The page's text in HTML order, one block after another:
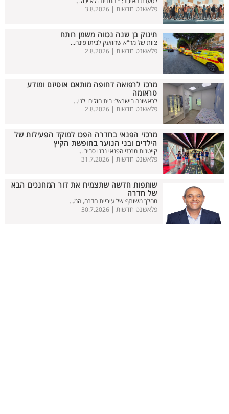
פלאשנט חדשות | 3.8.2026
תינוק בן שנה נכווה משמן רותח
צוות של מד"א שהוזעק לביתו פינה...
פלאשנט חדשות | 2.8.2026
מרכז לרפואה דחופה מותאם אוטיזם ומודע
טראומה
לראשונה בישראל: בית חולים לני...
פלאשנט חדשות | 2.8.2026
מרכזי הפנאי בחדרה הפכו למוקד הפעילות של
הילדים ובני הנוער בחופשת הקיץ
קייטנות מרכזי הפנאי נבנו סביב ...
פלאשנט חדשות | 31.7.2026
שותפות חדשה שתצמיח את דור המחנכים הבא
של חדרה
מהלך משותף של עיריית חדרה, המ...
פלאשנט חדשות | 30.7.2026